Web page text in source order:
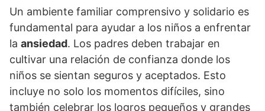
Un ambiente familiar comprensivo y solidario es
fundamental para ayudar a los niños a enfrentar
la ansiedad. Los padres deben trabajar en
cultivar una relación de confianza donde los
niños se sientan seguros y aceptados. Esto
incluye no solo los momentos difí­ciles, sino
también celebrar los logros pequeños y grandes